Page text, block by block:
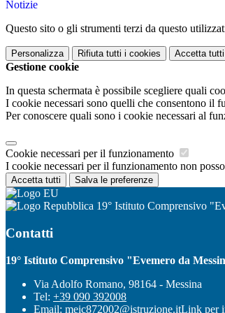
Notizie
Questo sito o gli strumenti terzi da questo
Personalizza Rifiuta tutti i cookies Accetta tutti
Gestione cookie
In questa schermata è possibile scegliere quali
I cookie necessari sono quelli che consentono il
Per conoscere quali sono i cookie necessari al
Cookie necessari per il funzionamento
I cookie necessari per il funzionamento non
Accetta tutti Salva le preferenze
19° Istituto Comprensivo
Contatti
19° Istituto Comprensivo "Evemero da
Via Adolfo Romano, 98164 - Messina
Tel: +39 090 392008
Email: meic872002@istruzione.itLink per